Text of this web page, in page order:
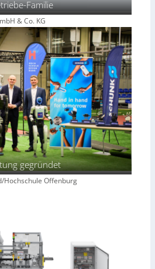
Familie
& Co. KG
gegründet
Hochschule Offenburg